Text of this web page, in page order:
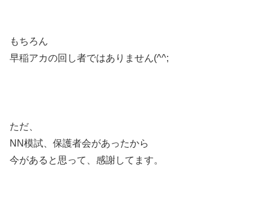
もちろん
早稲アカの回し者ではありません(^^;
ただ、
NN模試、保護者会があったから
今があると思って、感謝してます。